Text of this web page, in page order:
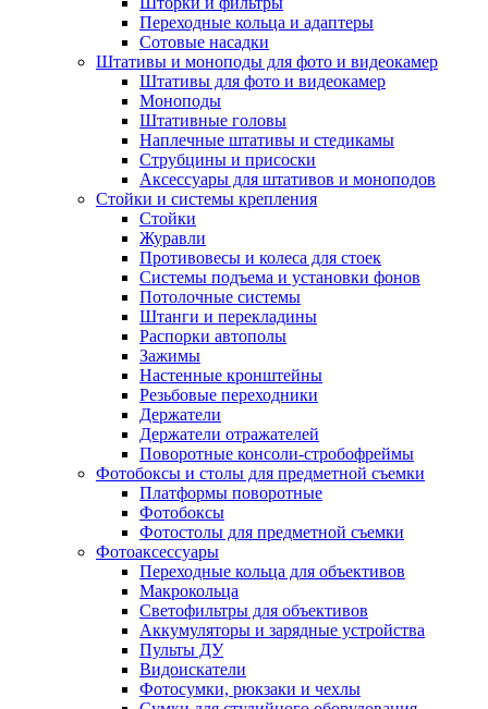
Переходные кольца и адаптеры
Сотовые насадки
Штативы и моноподы для фото и видеокамер
Штативы для фото и видеокамер
Моноподы
Штативные головы
Наплечные штативы и стедикамы
Струбцины и присоски
Аксессуары для штативов и моноподов
Стойки и системы крепления
Стойки
Журавли
Противовесы и колеса для стоек
Системы подъема и установки фонов
Потолочные системы
Штанги и перекладины
Распорки автополы
Зажимы
Настенные кронштейны
Резьбовые переходники
Держатели
Держатели отражателей
Поворотные консоли-стробофреймы
Фотобоксы и столы для предметной съемки
Платформы поворотные
Фотобоксы
Фотостолы для предметной съемки
Фотоаксессуары
Переходные кольца для объективов
Макрокольца
Светофильтры для объективов
Аккумуляторы и зарядные устройства
Пульты ДУ
Видоискатели
Фотосумки, рюкзаки и чехлы